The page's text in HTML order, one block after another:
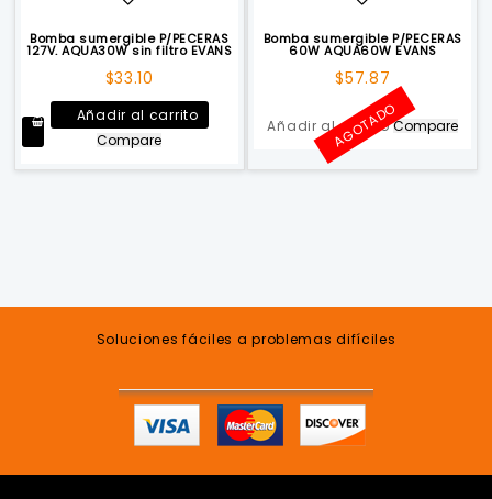
Bomba sumergible P/PECERAS
127V. AQUA30W sin filtro EVANS
$33.10
Añadir al carrito
Compare
Bomba sumergible P/PECERAS
60W AQUA60W EVANS
$57.87
Añadir al carrito
AGOTADOCompare
Soluciones fáciles a problemas difíciles